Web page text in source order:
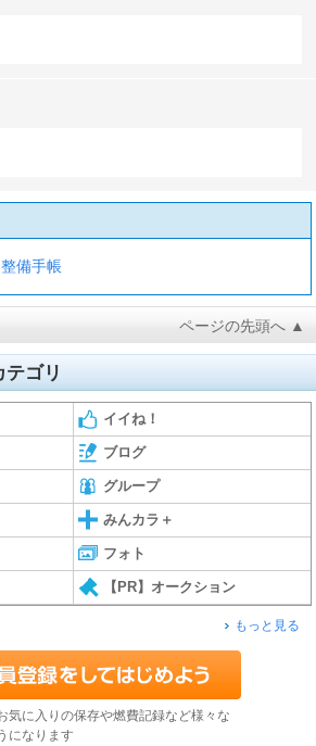
整備手帳
ページの先頭へ ▲
ゴリ
イイね！
ブログ
グループ
みんカラ＋
フォト
【PR】オークション
もっと見る
気に入りの保存や燃費記録など様々な
になります